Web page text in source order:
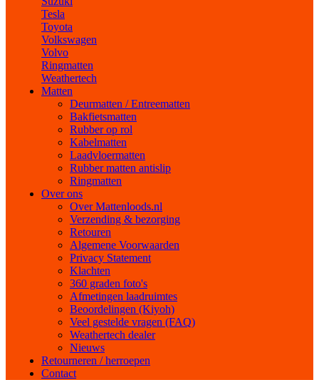
Tesla
Toyota
Volkswagen
Volvo
Ringmatten
Weathertech
Matten
Deurmatten / Entreematten
Bakfietsmatten
Rubber op rol
Kabelmatten
Laadvloermatten
Rubber matten antislip
Ringmatten
Over ons
Over Mattenloods.nl
Verzending & bezorging
Retouren
Algemene Voorwaarden
Privacy Statement
Klachten
360 graden foto's
Afmetingen laadruimtes
Beoordelingen (Kiyoh)
Veel gestelde vragen (FAQ)
Weathertech dealer
Nieuws
Retourneren / herroepen
Contact